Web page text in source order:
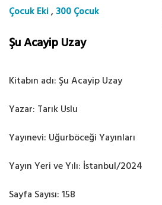
Çocuk Eki, 300 Çocuk
Şu Acayip Uzay
Kitabın adı: Şu Acayip Uzay
Yazar: Tarık Uslu
Yayınevi: Uğurböceği Yayınları
Yayın Yeri ve Yılı: İstanbul/2024
Sayfa Sayısı: 158